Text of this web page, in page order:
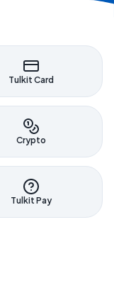
Tulkit Card
Crypto
Tulkit Pay